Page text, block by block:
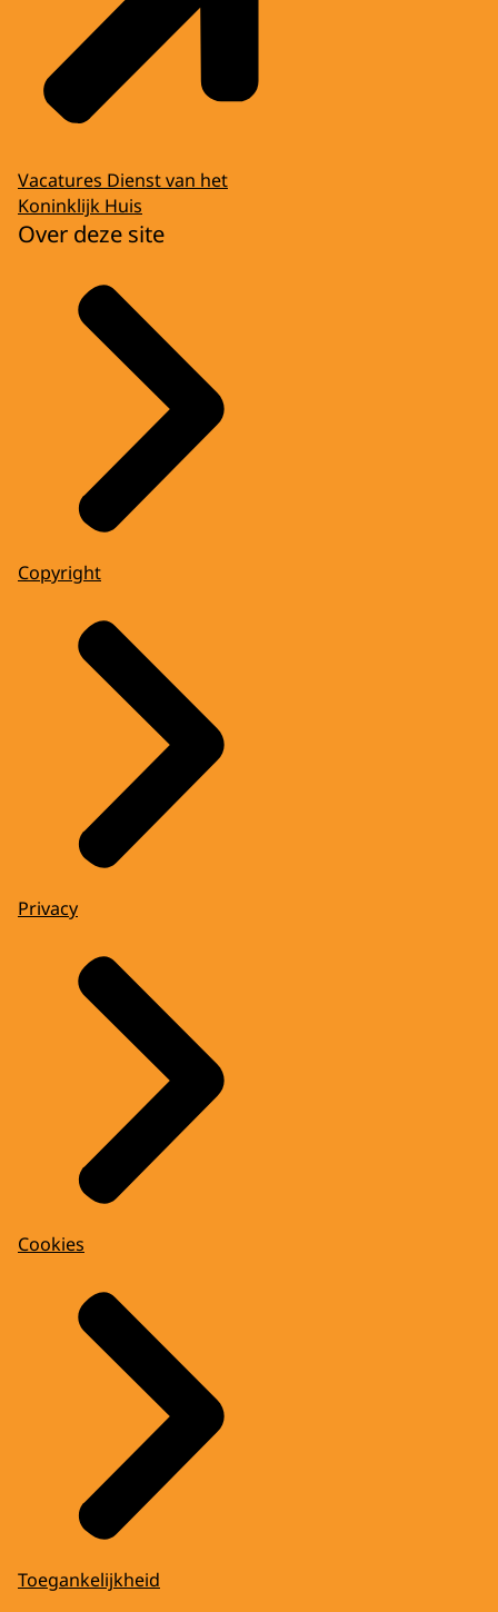
Vacatures Dienst van het
Koninklijk Huis
Over deze site
Copyright
Privacy
Cookies
Toegankelijkheid